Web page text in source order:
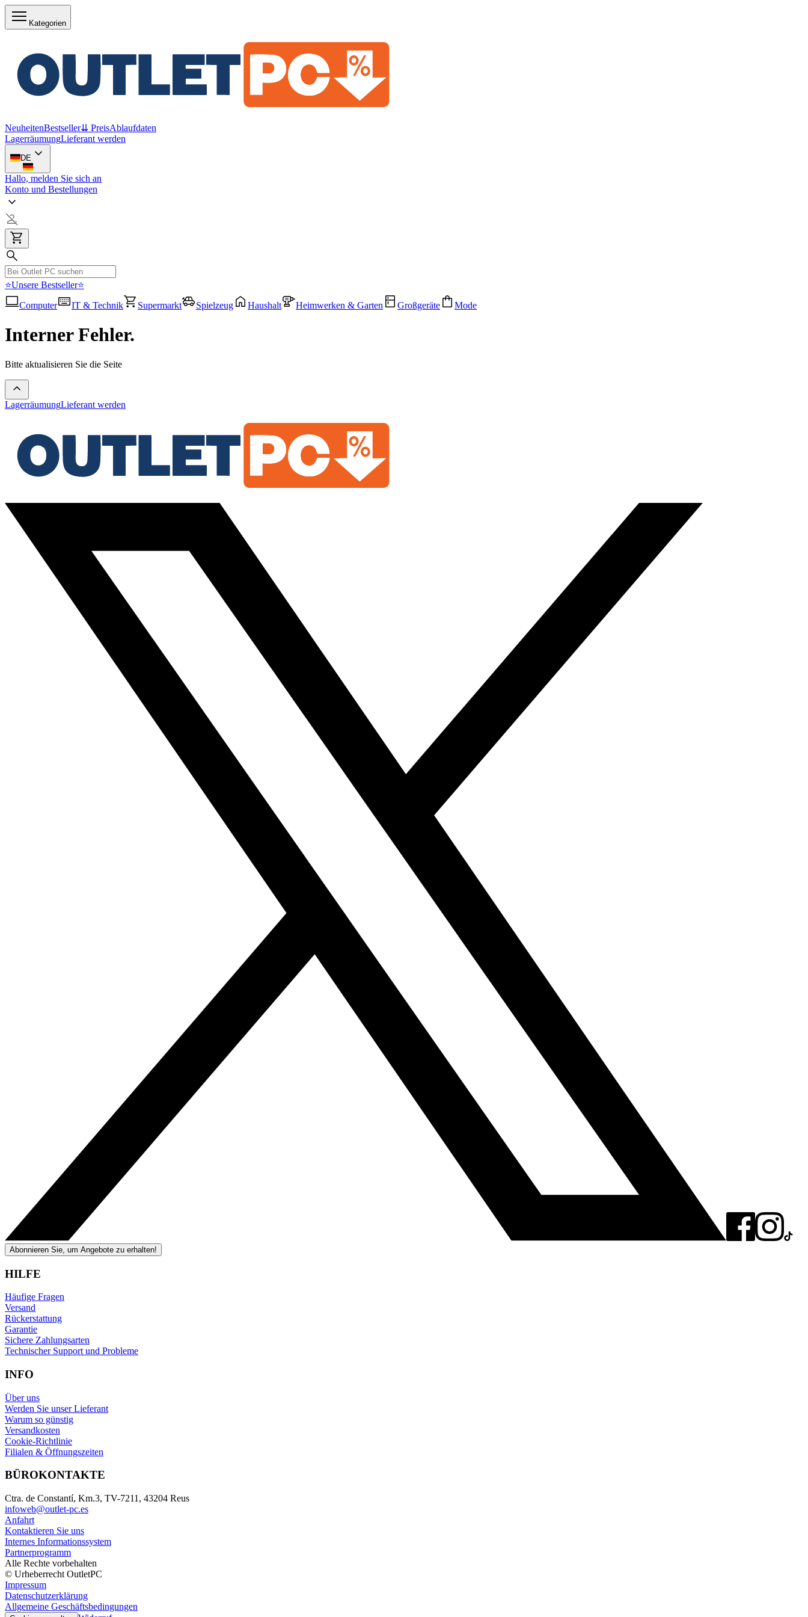
Kategorien
NeuheitenBestseller⇊ PreisAblaufdaten
LagerräumungLieferant werden
DE
Hallo, melden Sie sich an
Konto und Bestellungen
⭐Unsere Bestseller⭐
Computer
IT & Technik Supermarkt Spielzeug Haushalt Heimwerken & Garten Großgeräte Mode
Interner Fehler.
Bitte aktualisieren Sie die Seite
LagerräumungLieferant werden
Abonnieren Sie, um Angebote zu erhalten!
HILFE
Häufige Fragen
Versand
Rückerstattung
Garantie
Sichere Zahlungsarten
Technischer Support und Probleme
INFO
Über uns
Werden Sie unser Lieferant
Warum so günstig
Versandkosten
Cookie-Richtlinie
Filialen & Öffnungszeiten
BÜROKONTAKTE
Ctra. de Constantí, Km.3, TV-7211, 43204 Reus
infoweb@outlet-pc.es
Anfahrt
Kontaktieren Sie uns
Internes Informationssystem
Partnerprogramm
Alle Rechte vorbehalten
© Urheberrecht OutletPC
Impressum
Datenschutzerklärung
Allgemeine Geschäftsbedingungen